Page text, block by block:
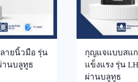
ายนิ้วมือ รุ่น
านบลูทูธ
กุญแจแบบสแ
แข็งแรง รุ่น
ผ่านบลูทูธ